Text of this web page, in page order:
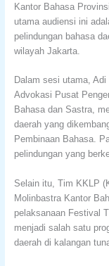
Kantor Bahasa
utama audiensi ini
pelindungan bahasa
wilayah Jakarta.
Dalam sesi utama,
Advokasi Pusat
Bahasa dan Sastra,
daerah yang
Pembinaan Bahasa.
pelindungan yang
Selain itu, Tim KKLP
Molinbastra Kantor
pelaksanaan Festival
menjadi salah satu
daerah di kalangan